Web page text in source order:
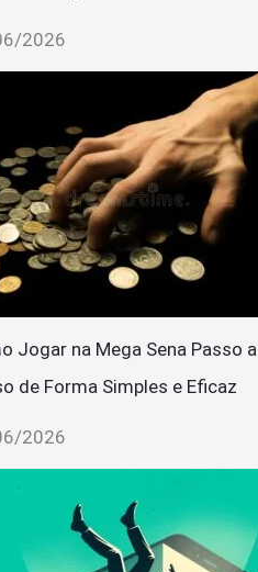
2026
Jogar na Mega Sena Passo a
de Forma Simples e Eficaz
2026